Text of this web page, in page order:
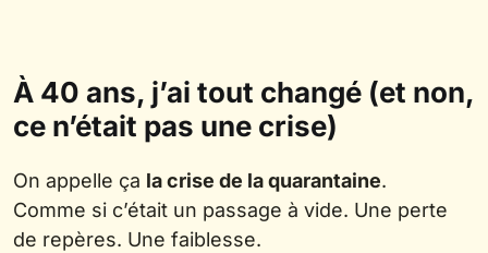
À 40 ans, j’ai tout changé (et non,
ce n’était pas une crise)
On appelle ça la crise de la quarantaine.
Comme si c’était un passage à vide. Une perte
de repères. Une faiblesse.